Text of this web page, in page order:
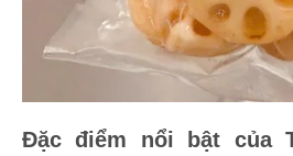
Đặc điểm nổi bật của